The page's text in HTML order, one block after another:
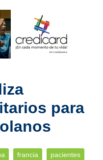
para
francia pacientes